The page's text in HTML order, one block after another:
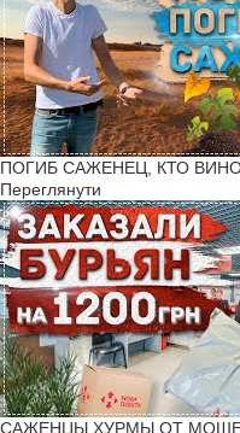
ПОГИБ САЖЕНЕЦ, КТО
Переглянути
САЖЕНЦЫ ХУРМЫ ОТ